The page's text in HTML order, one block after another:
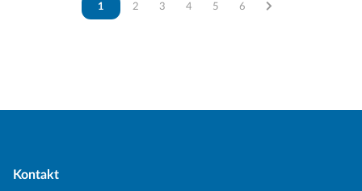
Vous êtes sur la page
1 Vous êtes sur la page
2 Vous êtes sur la page
3 Vous êtes sur la page
4 Vous êtes sur la page
5 Vous êtes sur la page
6
Kontakt